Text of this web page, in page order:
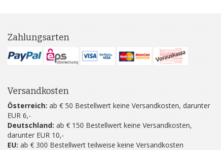
Zahlungsarten
Versandkosten
Österreich: ab € 50 Bestellwert keine Versandkosten, darunter
EUR 6,-
Deutschland: ab € 150 Bestellwert keine Versandkosten,
darunter EUR 10,-
EU: ab € 300 Bestellwert teilweise keine Versandkosten